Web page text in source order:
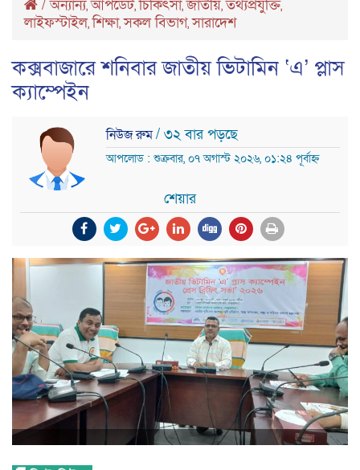
/অন্যান্য,আপডেট,চিকিৎসা,জাতীয়,তথ্যপ্রযুক্তি,
লাইফস্টাইল,শিক্ষা,সকল বিভাগ,সারাদেশ
কক্সবাজারে শনিবার জাতীয় ভিটামিন ‘এ’ প্লাস
ক্যাম্পেইন
নিউজ রুম/ ৩২ বার পড়ছে
আপলোড : শুক্রবার, ০৭ অগাস্ট ২০২৬, ০১:২৪ পূর্বাহ্ন
শেয়ার